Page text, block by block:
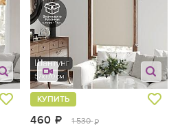
460 руб.
1 530 руб.
КУПИТЬ